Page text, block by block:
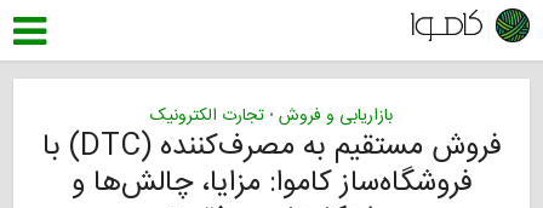
بازاریابی و فروش • تجارت الکترونیک
فروش مستقیم به مصرف‌کننده (DTC) با
فروشگاه‌ساز کاموا: مزایا، چالش‌ها و